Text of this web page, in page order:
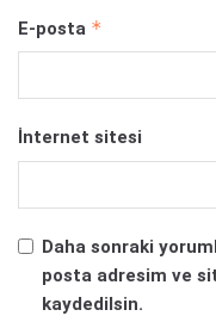
E-posta *
İnternet sitesi
Daha sonraki
posta adresim ve
kaydedilsin.